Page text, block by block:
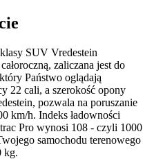
SUV Vredestein
zaliczana jest do
Państwo oglądają
22 cali, a szerokość opony
pozwala na poruszanie
km/h. Indeks ładowności
Pro wynosi 108 - czyli 1000
samochodu terenowego
kg.